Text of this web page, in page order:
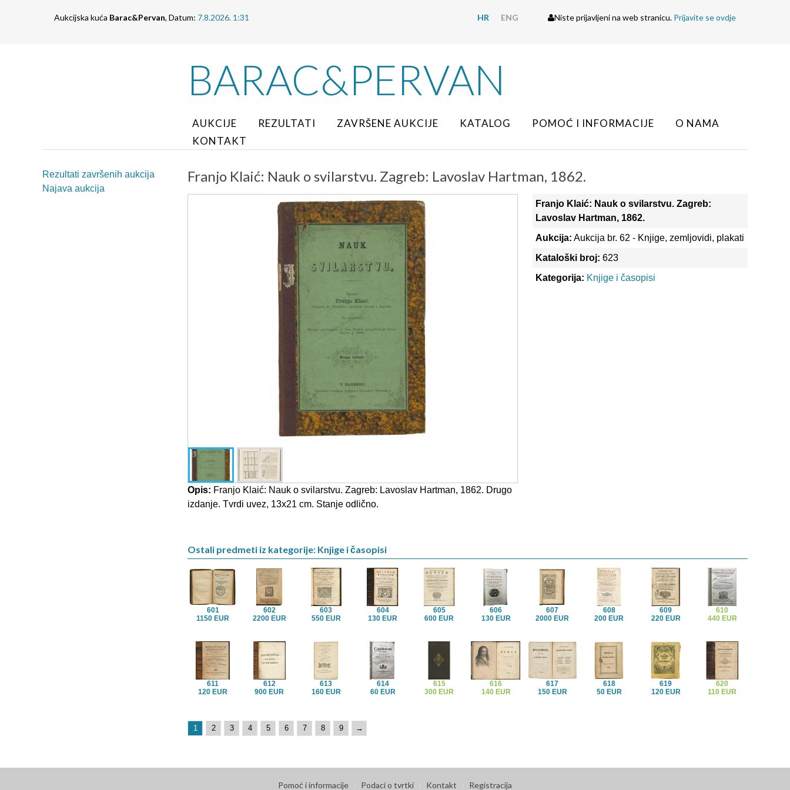
Aukcijska kuća Barac&Pervan, Datum: 7.8.2026. 1:31 HR ENG Niste prijavljeni na web stranicu. Prijavite se ovdje
BARAC&PERVAN
AUKCIJE REZULTATI ZAVRŠENE AUKCIJE KATALOG POMOĆ I INFORMACIJE
O NAMA
KONTAKT
Rezultati završenih aukcija
Najava aukcija
Franjo Klaić: Nauk o svilarstvu. Zagreb: Lavoslav Hartman, 1862.
Opis: Franjo Klaić: Nauk o svilarstvu. Zagreb: Lavoslav Hartman, 1862. Drugo
izdanje. Tvrdi uvez, 13x21 cm. Stanje odlično.
Franjo Klaić: Nauk o svilarstvu. Zagreb:
Lavoslav Hartman, 1862.
Aukcija: Aukcija br. 62 - Knjige, zemljovidi, plakati
Kataloški broj: 623
Kategorija: Knjige i časopisi
Ostali predmeti iz kategorije: Knjige i časopisi
601
1150 EUR
602
2200 EUR
603
550 EUR
604
130 EUR
605
600 EUR
606
130 EUR
607
2000 EUR
608
200 EUR
609
220 EUR
610
440 EUR
611
120 EUR
612
900 EUR
613
160 EUR
614
60 EUR
615
300 EUR
616
140 EUR
617
150 EUR
618
50 EUR
619
120 EUR
620
110 EUR
1 2 3 4 5 6 7 8 9 →
Pomoć i informacije Podaci o tvrtki Kontakt Registracija